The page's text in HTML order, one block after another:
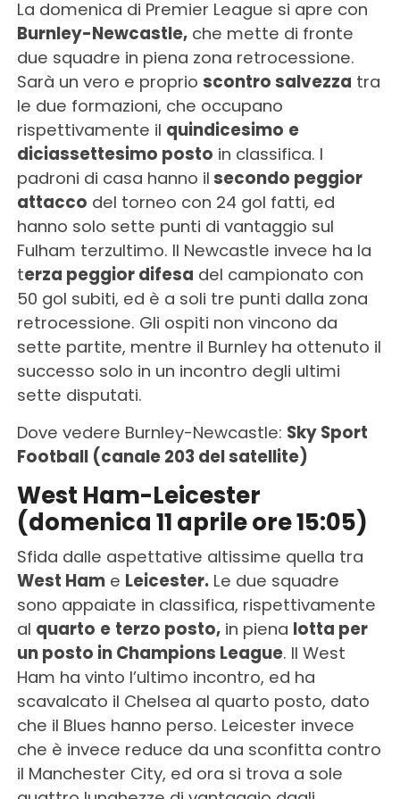
La domenica di Premier League si apre con
Burnley-Newcastle,che mette di fronte
due squadre in piena zona retrocessione.
Sarà un vero e proprio scontro salvezza tra
le due formazioni, che occupano
rispettivamente il quindicesimo e
diciassettesimo posto in classifica. I
padroni di casa hanno il secondo peggior
attacco del torneo con 24 gol fatti, ed
hanno solo sette punti di vantaggio sul
Fulham terzultimo. Il Newcastle invece ha la
terza peggior difesa del campionato con
50 gol subiti, ed è a soli tre punti dalla zona
retrocessione. Gli ospiti non vincono da
sette partite, mentre il Burnley ha ottenuto il
successo solo in un incontro degli ultimi
sette disputati.
Dove vedere Burnley-Newcastle: Sky Sport
Football (canale 203 del satellite)
West Ham-Leicester
(domenica 11 aprile ore 15:05)
Sfida dalle aspettative altissime quella tra
West Hame Leicester. Le due squadre
sono appaiate in classifica, rispettivamente
al quarto e terzo posto,in piena lotta per
un posto in Champions League. Il West
Ham ha vinto l’ultimo incontro, ed ha
scavalcato il Chelsea al quarto posto, dato
che il Blues hanno perso. Leicester invece
che è invece reduce da una sconfitta contro
il Manchester City, ed ora si trova a sole